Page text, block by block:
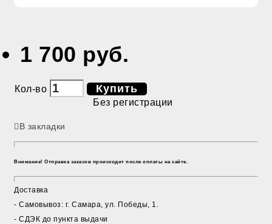
1 700 руб.
Кол-во Купить
Без регистрации
В закладки
Внимание! Отправка заказов происходит после оплаты на сайте.
Доставка
- Cамовывоз: г. Самара, ул. Победы, 1.
- СДЭК до пункта выдачи